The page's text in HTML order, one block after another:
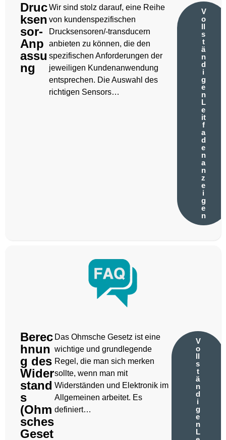
Druc
ksen
sor-
Anp
assu
ng
Wir sind stolz darauf, eine Reihe
von kundenspezifischen
Drucksensoren/-transducern
anbieten zu können, die den
spezifischen Anforderungen der
jeweiligen Kundenanwendung
entsprechen. Die Auswahl des
richtigen Sensors…
V
o
ll
s
t
ä
n
d
i
g
e
n
L
e
it
f
a
d
e
n
a
n
z
e
i
g
e
n
Berec
hnun
g des
Wider
stand
s
(Ohm
sches
Geset
Das Ohmsche Gesetz ist eine
wichtige und grundlegende
Regel, die man sich merken
sollte, wenn man mit
Widerständen und Elektronik im
Allgemeinen arbeitet. Es
definiert…
V
o
ll
s
t
ä
n
d
i
g
e
n
L